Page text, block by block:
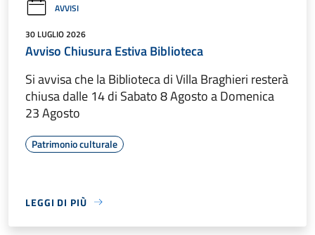
AVVISI
30 LUGLIO 2026
Avviso Chiusura Estiva Biblioteca
Si avvisa che la Biblioteca di Villa Braghieri resterà
chiusa dalle 14 di Sabato 8 Agosto a Domenica
23 Agosto
Patrimonio culturale
LEGGI DI PIÙ